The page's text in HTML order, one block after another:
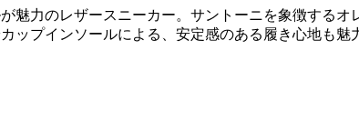
魅力のレザースニーカー。サントーニを象徴する
プインソールによる、安定感のある履き心地も魅